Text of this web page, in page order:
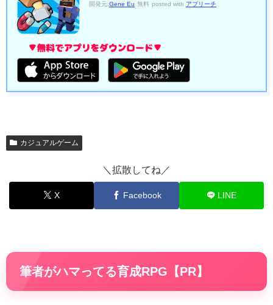
開発元:Gene Eu 無料 posted with アプリーチ
カジュアルゲーム
＼拡散してね／
X Facebook LINE
筆者がハマってる育成RPG【PR】